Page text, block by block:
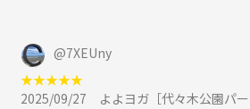
@7XEUny
★★★★★
2025/09/27
よよヨガ［代々木公園パ